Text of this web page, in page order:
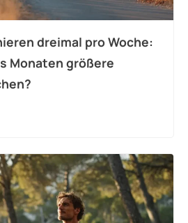
dreimal pro Woche:
Monaten größere